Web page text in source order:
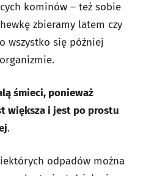
kominów – też sobie
zbieramy latem czy
wszystko się później
śmieci, ponieważ
większa i jest po prostu
.
odpadów można